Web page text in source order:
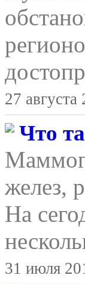
27 августа
Что
желез,
На
31 июля